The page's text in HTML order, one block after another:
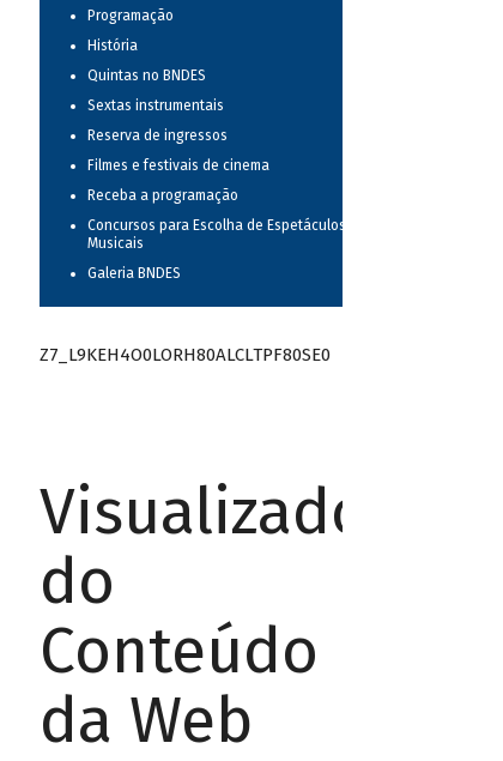
Programação
História
Quintas no BNDES
Sextas instrumentais
Reserva de ingressos
Filmes e festivais de cinema
Receba a programação
Concursos para Escolha de Espetáculos
Musicais
Galeria BNDES
Z7_L9KEH4O0LORH80ALCLTPF80SE0
Visualizador
do
Conteúdo
da Web